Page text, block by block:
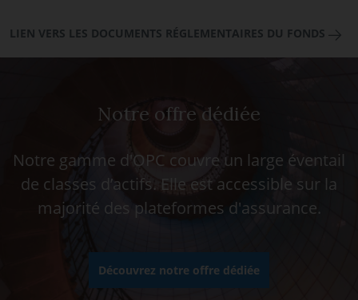
LIEN VERS LES DOCUMENTS RÉGLEMENTAIRES DU FONDS
Notre offre dédiée
Notre gamme d'OPC couvre un large éventail
de classes d’actifs. Elle est accessible sur la
majorité des plateformes d'assurance.
Découvrez notre offre dédiée